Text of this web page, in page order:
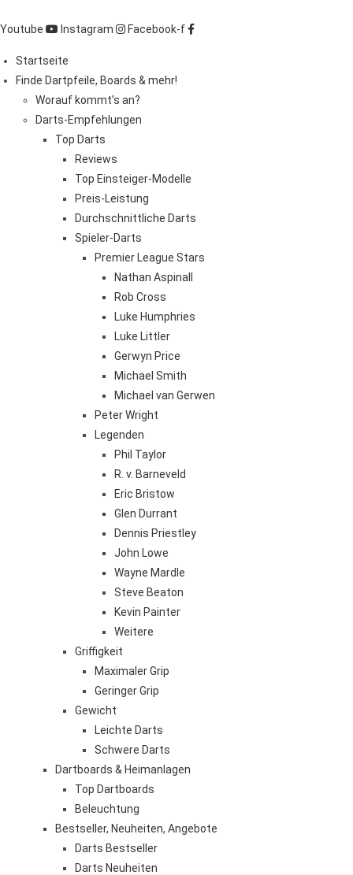
Inhalt
Youtube Instagram Facebook-f
Startseite
Finde Dartpfeile, Boards & mehr!
Worauf kommt’s an?
Darts-Empfehlungen
Top Darts
Reviews
Top Einsteiger-Modelle
Preis-Leistung
Durchschnittliche Darts
Spieler-Darts
Premier League Stars
Nathan Aspinall
Rob Cross
Luke Humphries
Luke Littler
Gerwyn Price
Michael Smith
Michael van Gerwen
Peter Wright
Legenden
Phil Taylor
R. v. Barneveld
Eric Bristow
Glen Durrant
Dennis Priestley
John Lowe
Wayne Mardle
Steve Beaton
Kevin Painter
Weitere
Griffigkeit
Maximaler Grip
Geringer Grip
Gewicht
Leichte Darts
Schwere Darts
Dartboards & Heimanlagen
Top Dartboards
Beleuchtung
Bestseller, Neuheiten, Angebote
Darts Bestseller
Darts Neuheiten